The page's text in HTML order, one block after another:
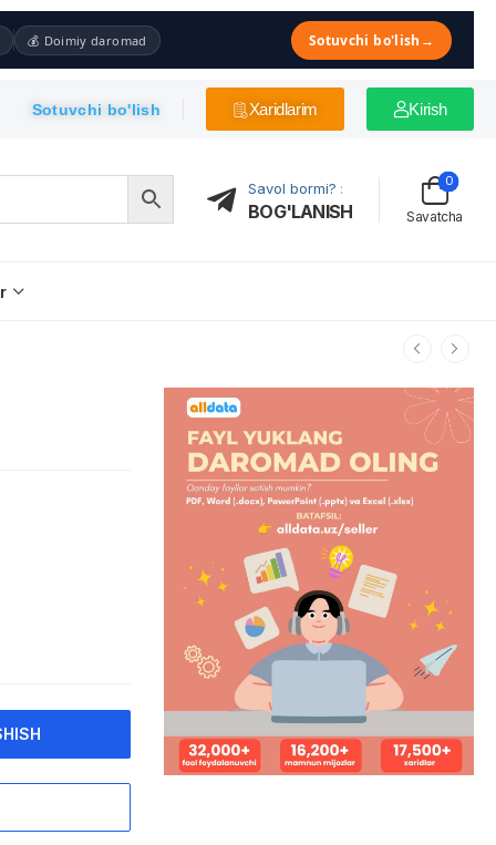
💰 Doimiy daromad Sotuvchi bo'lish →
Sotuvchi bo'lish Xaridlarim Kirish
Savol bormi? :
BOG'LANISH Savatcha
0